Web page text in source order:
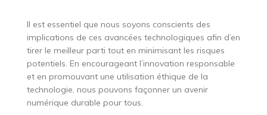
Il est essentiel que nous soyons conscients des
implications de ces avancées technologiques afin d’en
tirer le meilleur parti tout en minimisant les risques
potentiels. En encourageant l’innovation responsable
et en promouvant une utilisation éthique de la
technologie, nous pouvons façonner un avenir
numérique durable pour tous.